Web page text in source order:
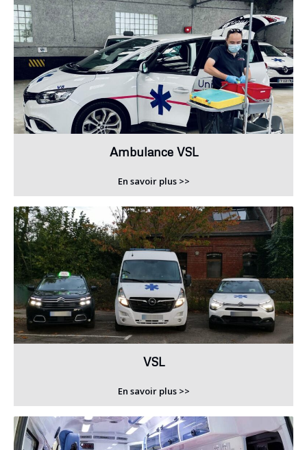
Ambulance VSL
En savoir plus >>
VSL
En savoir plus >>